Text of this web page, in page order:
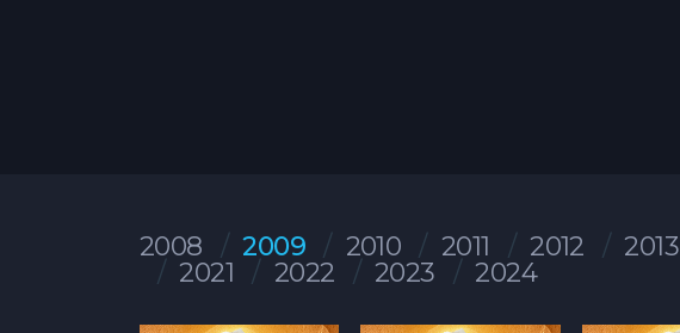
2008 2009 2010 2011 2012 2013
2021
2022 2023 2024